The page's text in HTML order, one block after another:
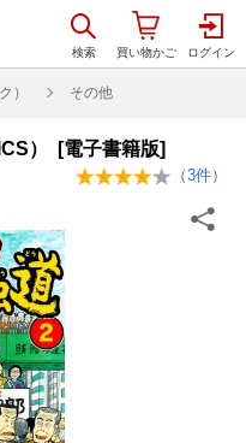
） その他
） [電子書籍版]
（3件）